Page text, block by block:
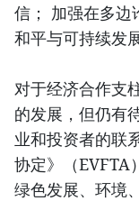
信； 加强在多边
和平与可持续发
对于经济合作支
的发展，但仍有
业和投资者的联
协定》（EVFTA
绿色发展、环境